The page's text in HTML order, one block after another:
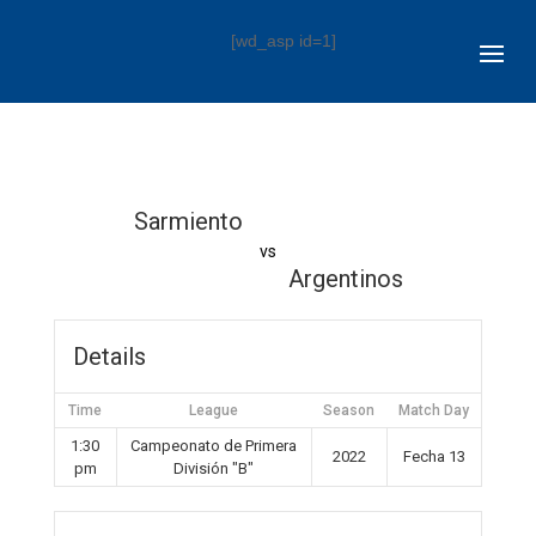
[wd_asp id=1]
Sarmiento
vs
Argentinos
Details
Time League Season Match Day
1:30
pm
Campeonato de Primera
División "B"
2022 Fecha 13